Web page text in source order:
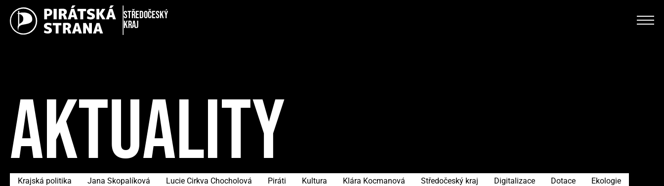
Středočeský
kraj
AKTUALITY
Krajská politika Jana Skopalíková Lucie Cirkva Chocholová Piráti Kultura Klára Kocmanová Středočeský kraj Digitalizace Dotace
Ekologie